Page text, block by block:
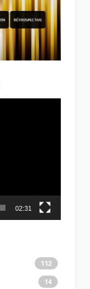
02:31
112
14